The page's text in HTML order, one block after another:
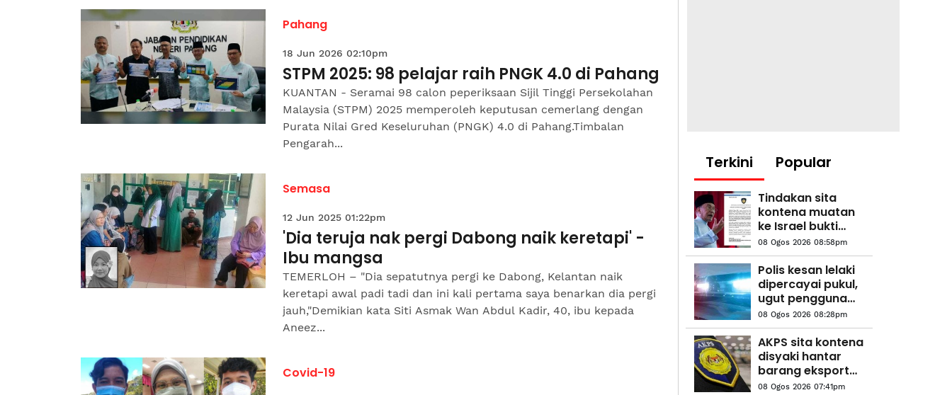
Pahang
18 Jun 2026 02:10pm
STPM 2025: 98 pelajar raih PNGK 4.0 di Pahang
KUANTAN - Seramai 98 calon peperiksaan Sijil Tinggi Persekolahan
Malaysia (STPM) 2025 memperoleh keputusan cemerlang dengan
Purata Nilai Gred Keseluruhan (PNGK) 4.0 di Pahang.Timbalan
Pengarah...
Semasa
12 Jun 2025 01:22pm
'Dia teruja nak pergi Dabong naik keretapi' -
Ibu mangsa
TEMERLOH – "Dia sepatutnya pergi ke Dabong, Kelantan naik
keretapi awal padi tadi dan ini kali pertama saya benarkan dia pergi
jauh,"Demikian kata Siti Asmak Wan Abdul Kadir, 40, ibu kepada
Aneez...
Covid-19
Terkini Popular
Tindakan sita
kontena muatan
ke Israel bukti
ketegasan
Malaysia - Anwar
08 Ogos 2026 08:58pm
Polis kesan lelaki
dipercayai pukul,
ugut pengguna
jalan raya
08 Ogos 2026 08:28pm
AKPS sita kontena
disyaki hantar
barang eksport
ke Israel
08 Ogos 2026 07:41pm